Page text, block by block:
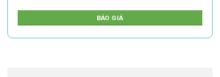
BÁO GIÁ